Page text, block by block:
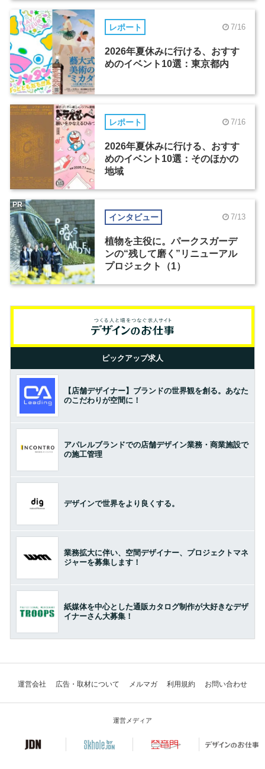
レポート 7/16
2026年夏休みに行ける、おすす
めのイベント10選：東京都内
レポート 7/16
2026年夏休みに行ける、おすす
めのイベント10選：そのほかの
地域
インタビュー 7/13
植物を主役に。パークスガーデ
ンの“残して磨く”リニューアル
プロジェクト（1）
PR
ピックアップ求人
【店舗デザイナー】ブランドの世界観を創る。あなた
のこだわりが空間に！
アパレルブランドでの店舗デザイン業務・商業施設で
の施工管理
デザインで世界をより良くする。
業務拡大に伴い、空間デザイナー、プロジェクトマネ
ジャーを募集します！
紙媒体を中心とした通販カタログ制作が大好きなデザ
イナーさん大募集！
運営会社 広告・取材について メルマガ 利用規約 お問い合わせ
運営メディア